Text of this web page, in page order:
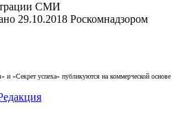
СМИ
29.10.2018 Роскомнадзором
и «Секрет успеха» публикуются на коммерческой основе